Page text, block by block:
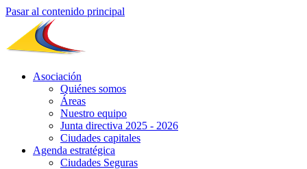
Pasar al contenido principal
Asociación
Quiénes somos
Áreas
Nuestro equipo
Junta directiva 2025 - 2026
Ciudades capitales
Agenda estratégica
Ciudades Seguras